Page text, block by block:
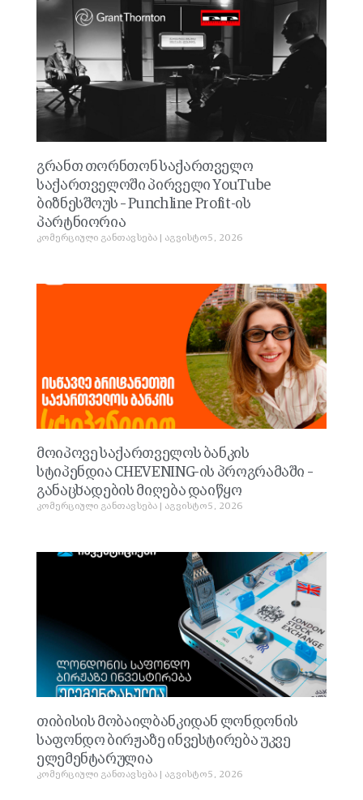
გრანთ თორნთონ საქართველო
საქართველოში პირველი YouTube
ბიზნესშოუს – Punchline Profit-ის
პარტნიორია
კომერციული განთავსება აგვისტო 5, 2026
მოიპოვე საქართველოს ბანკის
სტიპენდია CHEVENING-ის პროგრამაში –
განაცხადების მიღება დაიწყო
კომერციული განთავსება აგვისტო 5, 2026
თიბისის მობაილბანკიდან ლონდონის
საფონდო ბირჟაზე ინვესტირება უკვე
ელემენტარულია
კომერციული განთავსება აგვისტო 5, 2026